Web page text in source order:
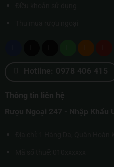
Hotline: 0978 406 415
Thông tin liên hệ
Rượu Ngoại 247 - Nhập Khẩu